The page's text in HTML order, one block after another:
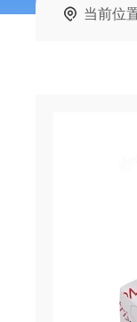
当前位